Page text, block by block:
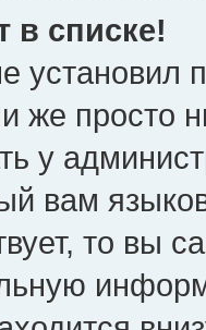
в списке!
установил
же просто
у
вам
то вы